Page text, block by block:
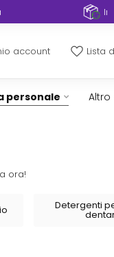
in tutta Europa
account Lista
personale Altro
ora!
Detergenti